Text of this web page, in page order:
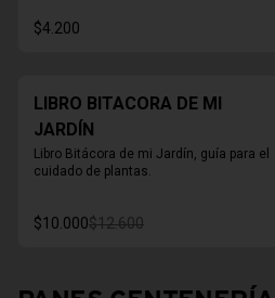
En primavera verano REFRIGERAR
INMEDIATAMENTE.
$4.200
LIBRO BITACORA DE MI
JARDÍN
Libro Bitácora de mi Jardín, guía para el
cuidado de plantas.
$10.000$12.600